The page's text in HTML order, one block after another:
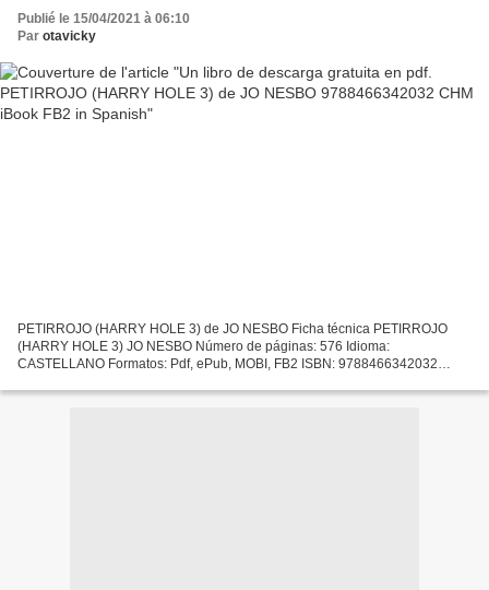
Publié le 15/04/2021 à 06:10
Par otavicky
PETIRROJO (HARRY HOLE 3) de JO NESBO Ficha técnica PETIRROJO
(HARRY HOLE 3) JO NESBO Número de páginas: 576 Idioma:
CASTELLANO Formatos: Pdf, ePub, MOBI, FB2 ISBN: 9788466342032
Descargar eBook...